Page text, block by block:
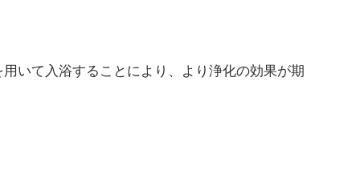
いて入浴することにより、より浄化の効果が期